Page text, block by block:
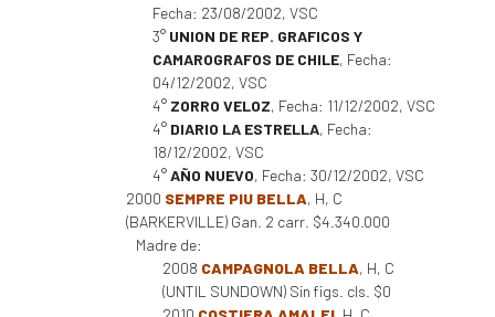
Fecha: 23/08/2002, VSC
3° UNION DE REP. GRAFICOS Y
CAMAROGRAFOS DE CHILE, Fecha:
04/12/2002, VSC
4° ZORRO VELOZ, Fecha: 11/12/2002, VSC
4° DIARIO LA ESTRELLA, Fecha:
18/12/2002, VSC
4°AÑO NUEVO, Fecha: 30/12/2002, VSC
2000 SEMPRE PIU BELLA, H, C
(BARKERVILLE) Gan. 2 carr. $4.340.000
Madre de:
2008 CAMPAGNOLA BELLA, H, C
(UNTIL SUNDOWN) Sin figs. cls. $0